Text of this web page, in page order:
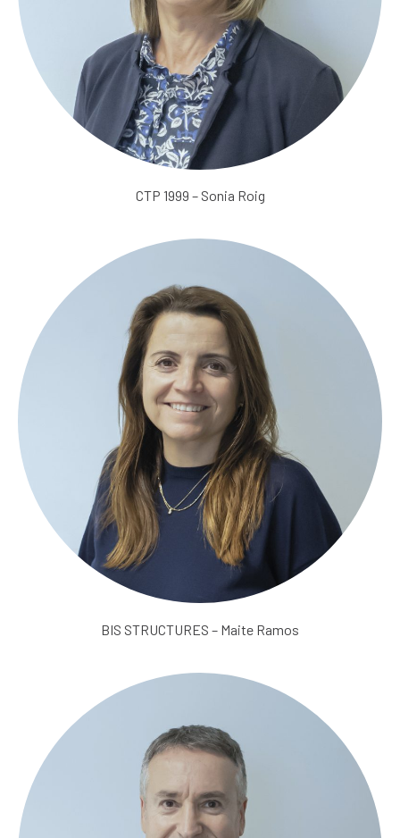
CTP 1999 – Sonia Roig
BIS STRUCTURES – Maite Ramos